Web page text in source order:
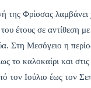
της Φρίσσας λαμβάνει
έτους σε αντίθεση
Στη Μεσόγειο η
το καλοκαίρι και
τον Ιούλιο έως τον